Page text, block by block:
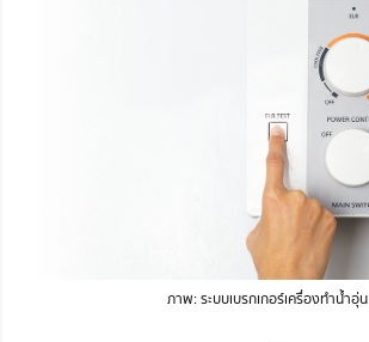
ภาพ: ระบบเบรกเกอร์เครื่องทำน้ำอุ่น